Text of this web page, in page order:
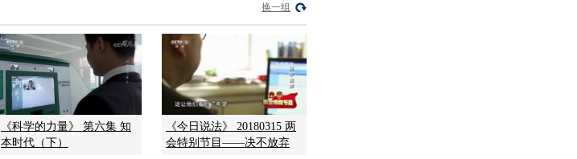
换一组
《科学的力量》 第六集 知
本时代（下）
《今日说法》 20180315 两
会特别节目——决不放弃